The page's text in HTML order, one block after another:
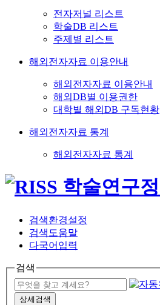
전자저널 리스트
학술DB 리스트
주제별 리스트
해외전자자료 이용안내
해외전자자료 이용안내
해외DB별 이용권한
대학별 해외DB 구독현황
해외전자자료 통계
해외전자자료 통계
검색환경설정
검색도움말
다국어입력
검색
상세검색